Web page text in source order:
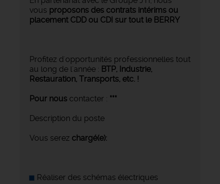
vous proposons des contrats intérims ou
placement CDD ou CDI sur tout le BERRY
Profitez d'opportunités professionnelles tout
au long de l'année : BTP, Industrie,
Restauration, Transports, etc. !
Pour nous contacter : ***
Description du poste
Vous serez chargé(e):
Réaliser des schémas électriques